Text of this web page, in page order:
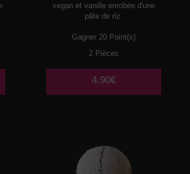
vegan et vanille enrobée d'une
pâte de riz.
Gagner 20 Point(s)
2 Pièces
4.90€